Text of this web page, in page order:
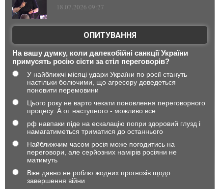
18.07.2026 09:27
ОПИТУВАННЯ
На вашу думку, коли далекобійні санкції України
примусять росію сісти за стіл переговорів?
У найближчі місяці удари України по росії стануть
настільки болючими, що агресору доведеться
поновити перемовини
Цього року не варто чекати поновлення переговорного
процесу. А от наступного - можливо все
рф навпаки піде на ескалацію попри здоровий глузд і
намагатиметься триматися до останнього
Найближчим часом росія може погодитись на
переговори, але серйозних намірів росіяни не
матимуть
Вже давно не роблю жодних прогнозів щодо
завершення війни